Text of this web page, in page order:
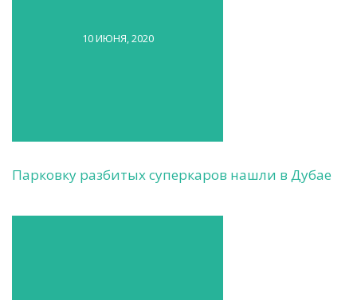
10 ИЮНЯ, 2020
Парковку разбитых суперкаров нашли в Дубае